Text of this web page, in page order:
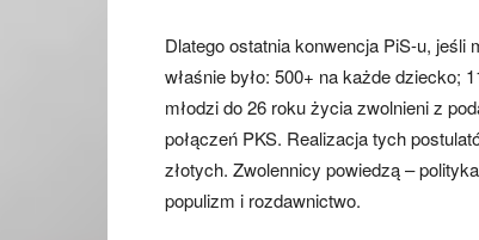
Dlatego ostatnia konwencja PiS-u, jeśli
właśnie było: 500+ na każde dziecko;
młodzi do 26 roku życia zwolnieni z
połączeń PKS. Realizacja tych
złotych. Zwolennicy powiedzą –
populizm i rozdawnictwo.